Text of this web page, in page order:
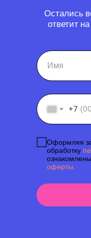
+7
Оформляя
обработку
оферты.
Остались
ответит